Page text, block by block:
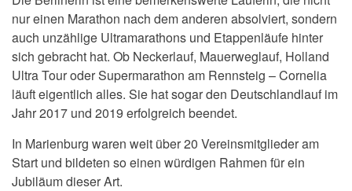
nur einen Marathon nach dem anderen absolviert, sondern
auch unzählige Ultramarathons und Etappenläufe hinter
sich gebracht hat. Ob Neckerlauf, Mauerweglauf, Holland
Ultra Tour oder Supermarathon am Rennsteig – Cornelia
läuft eigentlich alles. Sie hat sogar den Deutschlandlauf im
Jahr 2017 und 2019 erfolgreich beendet.
In Marienburg waren weit über 20 Vereinsmitglieder am
Start und bildeten so einen würdigen Rahmen für ein
Jubiläum dieser Art.